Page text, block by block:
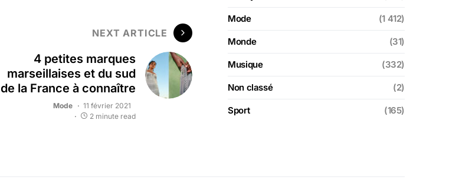
NEXT ARTICLE
4 petites marques
marseillaises et du sud
de la France à connaître
Mode
11 février 2021
2 minute read
Mode (1 412)
Monde (31)
Musique (332)
Non classé (2)
Sport (165)